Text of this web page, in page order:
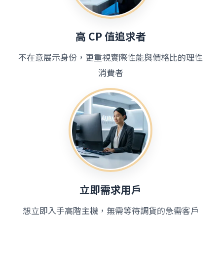
高 CP 值追求者
不在意展示身份，更重視實際性能與價格比的理性
消費者
立即需求用戶
想立即入手高階主機，無需等待調貨的急需客戶